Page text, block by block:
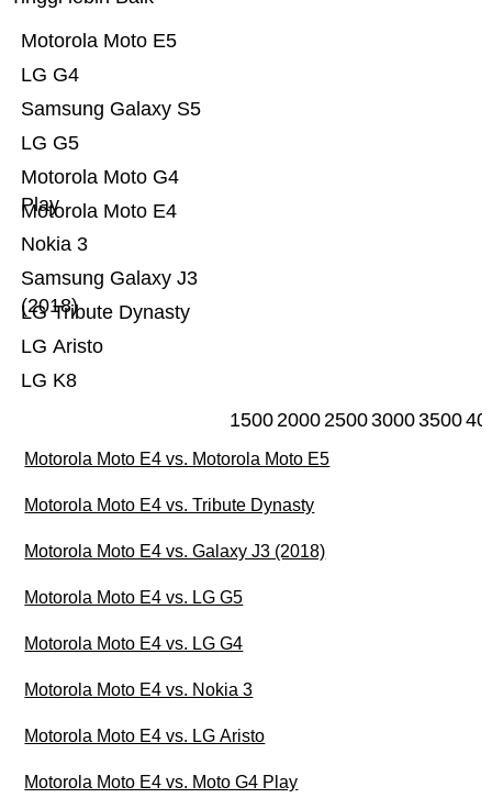
LG K8
LG Aristo
LG Tribute Dynasty
Samsung Galaxy J3
(2018)
Nokia 3
Motorola Moto E4
Motorola Moto G4
Play
LG G5
Samsung Galaxy S5
LG G4
Motorola Moto E5
15002000250030003500
Motorola Moto E4 vs. Motorola Moto E5
Motorola Moto E4 vs. Tribute Dynasty
Motorola Moto E4 vs. Galaxy J3 (2018)
Motorola Moto E4 vs. LG G5
Motorola Moto E4 vs. LG G4
Motorola Moto E4 vs. Nokia 3
Motorola Moto E4 vs. LG Aristo
Motorola Moto E4 vs. Moto G4 Play